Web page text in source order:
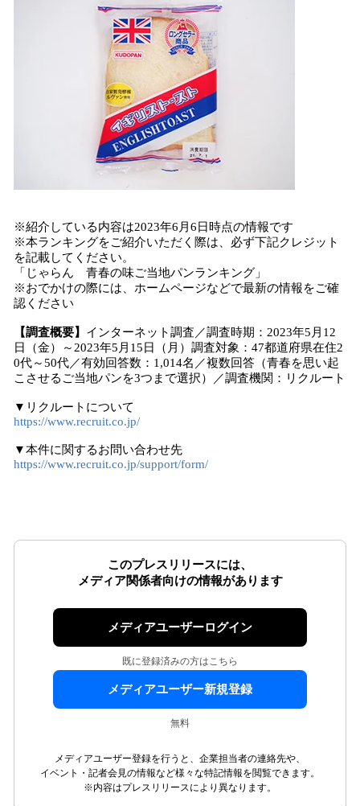
※紹介している内容は2023年6月6日時点の情報です
※本ランキングをご紹介いただく際は、必ず下記クレジット
を記載してください。
「じゃらん 青春の味ご当地パンランキング」
※おでかけの際には、ホームページなどで最新の情報をご確
認ください
【調査概要】 インターネット調査／調査時期：2023年5月12
日（金）～2023年5月15日（月）調査対象：47都道府県在住2
0代～50代／有効回答数：1,014名／複数回答（青春を思い起
こさせるご当地パンを3つまで選択）／調査機関：リクルート
▼リクルートについて
https://www.recruit.co.jp/
▼本件に関するお問い合わせ先
https://www.recruit.co.jp/support/form/
このプレスリリースには、
メディア関係者向けの情報があります
メディアユーザーログイン
既に登録済みの方はこちら
メディアユーザー新規登録
無料
メディアユーザー登録を行うと、企業担当者の連絡先や、
イベント・記者会見の情報など様々な特記情報を閲覧できます。
※内容はプレスリリースにより異なります。